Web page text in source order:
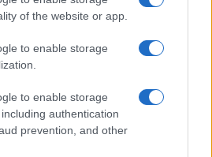
of the website or app.
to enable storage
to enable storage
authentication
prevention, and other
i film che hanno rivoluzionato